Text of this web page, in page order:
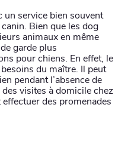
un service bien souvent
Bien que les dog
animaux en même
garde plus
pour chiens. En effet, le
du maître. Il peut
pendant l’absence de
visites à domicile chez
des promenades